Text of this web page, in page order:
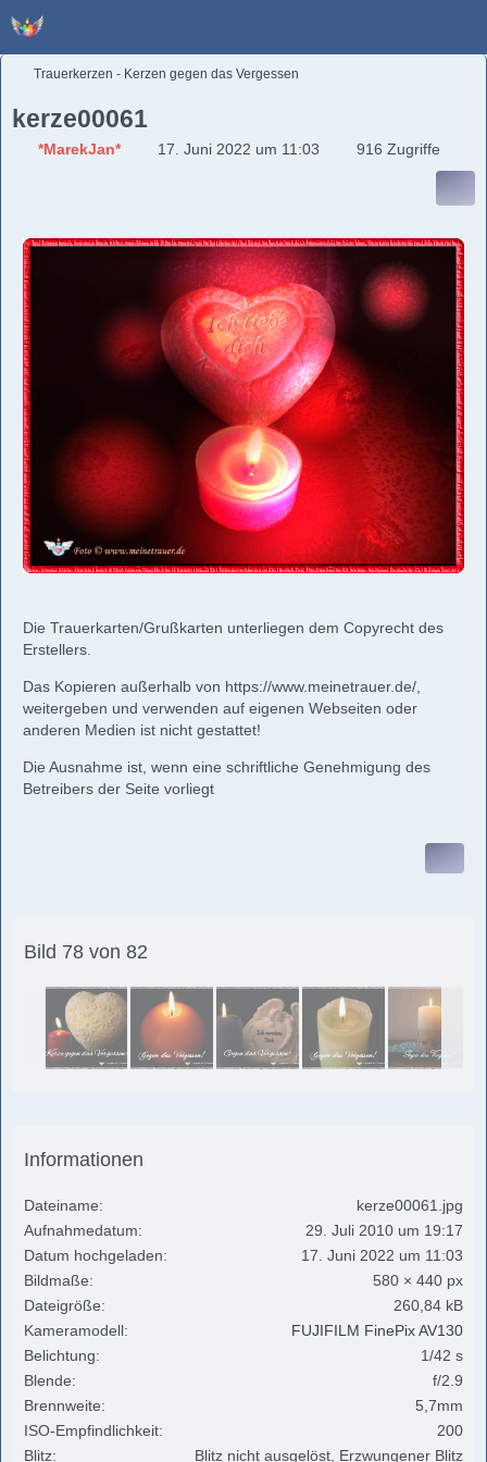
Trauerkerzen - Kerzen gegen das Vergessen
kerze00061
*MarekJan* 17. Juni 2022 um 11:03 916 Zugriffe
Die Trauerkarten/Grußkarten unterliegen dem Copyrecht des
Erstellers.
Das Kopieren außerhalb von https://www.meinetrauer.de/
weitergeben und verwenden auf eigenen Webseiten oder
anderen Medien ist nicht gestattet!
Die Ausnahme ist, wenn eine schriftliche Genehmigung des
Betreibers der Seite vorliegt
Bild 78 von 82
Informationen
Dateiname
kerze00061.jpg
Aufnahmedatum
29. Juli 2010 um 19:17
Datum hochgeladen
17. Juni 2022 um 11:03
Bildmaße
580 × 440 px
Dateigröße
260,84 kB
Kameramodell
FUJIFILM FinePix AV130
Belichtung
1/42 s
Blende
f/2.9
Brennweite
5,7mm
ISO-Empfindlichkeit
200
Blitz
Blitz nicht ausgelöst, Erzwungener Blitz